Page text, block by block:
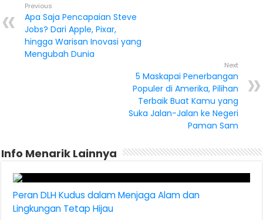
Previous
Apa Saja Pencapaian Steve
Jobs? Dari Apple, Pixar,
hingga Warisan Inovasi yang
Mengubah Dunia
Next
5 Maskapai Penerbangan
Populer di Amerika, Pilihan
Terbaik Buat Kamu yang
Suka Jalan-Jalan ke Negeri
Paman Sam
Info Menarik Lainnya
Peran DLH Kudus dalam Menjaga Alam dan
Lingkungan Tetap Hijau